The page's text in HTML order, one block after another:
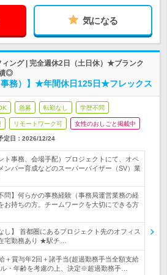
気になる
ング | 完全週休2日（土日休）★ブランク
◎
事務）】★年間休日125日★フレックス
急募 転勤なし 学歴不問
リモートワーク可 女性のおしごと掲載中
定日： 2026/12/24
ト事務、会場手配）プロジェクトにて、オペ
ンバー育成などのスーパーバイザー（SV）業
問】何らかの事務経験（事務局運営業務の経
お持ちの方。チームワークを大切にできる方
し】 首都圏にあるプロジェクト先のオフィス
宅勤務あり ★駅チ…
＋賞与年2回＋諸手当(超過勤務手当全額支給
・年齢を考慮の上、決定※超過勤務手…